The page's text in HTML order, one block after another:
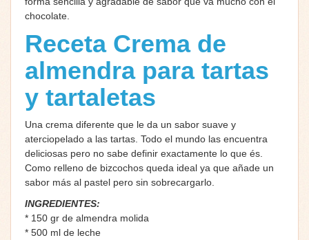
chocolate.
Receta Crema de
almendra para tartas
y tartaletas
Una crema diferente que le da un sabor suave y
aterciopelado a las tartas. Todo el mundo las encuentra
deliciosas pero no sabe definir exactamente lo que és.
Como relleno de bizcochos queda ideal ya que añade un
sabor más al pastel pero sin sobrecargarlo.
INGREDIENTES:
* 150 gr de almendra molida
* 500 ml de leche